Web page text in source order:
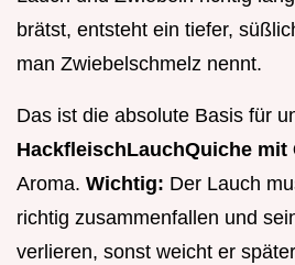
brätst, entsteht ein tiefer,
man Zwiebelschmelz nennt.
Das ist die absolute Basis für
HackfleischLauchQuiche mit
Aroma. Wichtig: Der Lauch
richtig zusammenfallen und
verlieren, sonst weicht er